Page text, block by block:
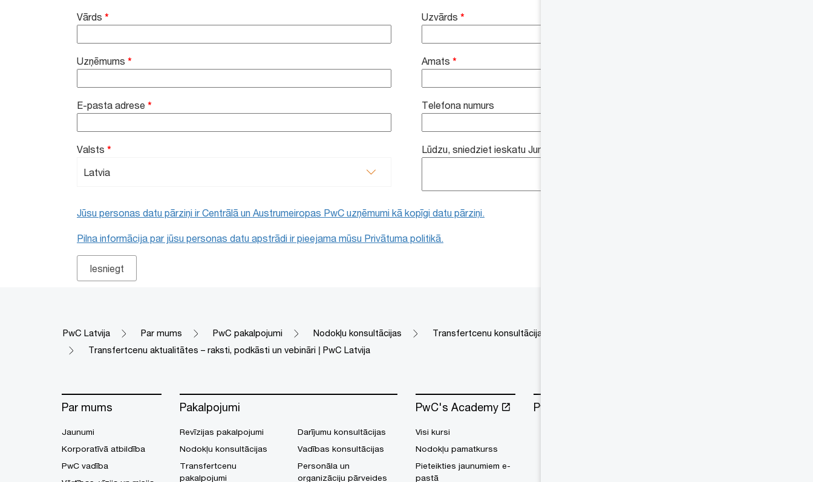
Vārds * Uzvārds *
Uzņēmums * Amats *
E-pasta adrese * Telefona numurs
Valsts * Lūdzu, sniedziet ieskatu Jums interesējošajā jautājumā
Jūsu personas datu pārziņi ir Centrālā un Austrumeiropas PwC uzņēmumi kā kopīgi datu pārziņi.
Pilna informācija par jūsu personas datu apstrādi ir pieejama mūsu Privātuma politikā.
PwC Latvija Par mums PwC pakalpojumi Nodokļu konsultācijas
Transfertcenu konsultācijas
Transfertcenu aktualitātes – raksti, podkāsti un vebināri | PwC Latvija
Par mums
Jaunumi
Korporatīvā atbildība
PwC vadība
Pakalpojumi
Revīzijas pakalpojumi
Nodokļu konsultācijas
Transfertcenu
pakalpojumi
Darījumu konsultācijas
Vadības konsultācijas
Personāla un
organizāciju pārveides
PwC's Academy
Visi kursi
Nodokļu pamatkurss
Pieteikties jaunumiem e-
pastā
PwC Legal